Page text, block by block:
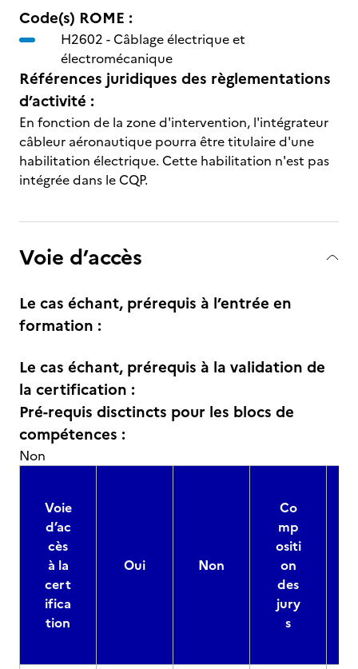
Code(s) ROME :
H2602 -Câblage électrique et
électromécanique
Références juridiques des règlementations
d’activité :
En fonction de la zone d'intervention, l'intégrateur
câbleur aéronautique pourra être titulaire d'une
habilitation électrique. Cette habilitation n'est pas
intégrée dans le CQP.
Voie d’accès
Le cas échant, prérequis à l’entrée en
formation :
Le cas échant, prérequis à la validation de
la certification :
Pré-requis disctincts pour les blocs de
compétences :
Non
Voie
d’ac
cès
à la
cert
ifica
tion
Oui Non
Co
mp
ositi
on
des
jury
s